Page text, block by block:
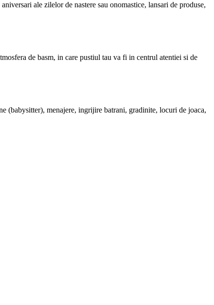
aniversari ale zilelor de nastere sau onomastice, lansari de produse,
de basm, in care pustiul tau va fi in centrul atentiei si de
(babysitter), menajere, ingrijire batrani, gradinite, locuri de joaca,